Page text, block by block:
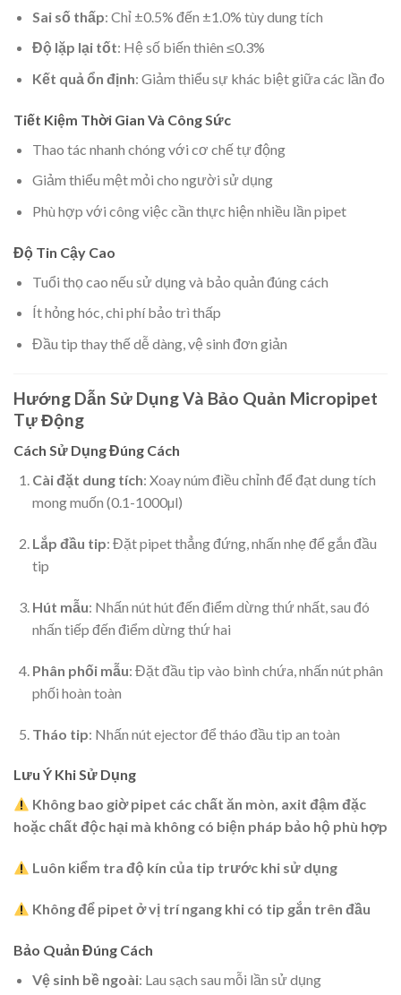
Sai số thấp: Chỉ ±0.5% đến ±1.0% tùy dung tích
Độ lặp lại tốt: Hệ số biến thiên ≤0.3%
Kết quả ổn định: Giảm thiểu sự khác biệt giữa các lần đo
Tiết Kiệm Thời Gian Và Công Sức
Thao tác nhanh chóng với cơ chế tự động
Giảm thiểu mệt mỏi cho người sử dụng
Phù hợp với công việc cần thực hiện nhiều lần pipet
Độ Tin Cậy Cao
Tuổi thọ cao nếu sử dụng và bảo quản đúng cách
Ít hỏng hóc, chi phí bảo trì thấp
Đầu tip thay thế dễ dàng, vệ sinh đơn giản
Hướng Dẫn Sử Dụng Và Bảo Quản Micropipet
Tự Động
Cách Sử Dụng Đúng Cách
Cài đặt dung tích: Xoay núm điều chỉnh để đạt dung tích
mong muốn (0.1-1000µl)
Lắp đầu tip: Đặt pipet thẳng đứng, nhấn nhẹ để gắn đầu
tip
Hút mẫu: Nhấn nút hút đến điểm dừng thứ nhất, sau đó
nhấn tiếp đến điểm dừng thứ hai
Phân phối mẫu: Đặt đầu tip vào bình chứa, nhấn nút phân
phối hoàn toàn
Tháo tip: Nhấn nút ejector để tháo đầu tip an toàn
Lưu Ý Khi Sử Dụng
Không bao giờ pipet các chất ăn mòn, axit đậm đặc
hoặc chất độc hại mà không có biện pháp bảo hộ phù hợp
Luôn kiểm tra độ kín của tip trước khi sử dụng
Không để pipet ở vị trí ngang khi có tip gắn trên đầu
Bảo Quản Đúng Cách
Vệ sinh bề ngoài: Lau sạch sau mỗi lần sử dụng